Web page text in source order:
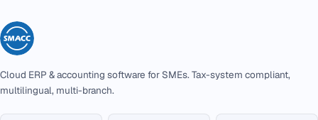
Cloud ERP & accounting software for SMEs. Tax-system compliant,
multilingual, multi-branch.